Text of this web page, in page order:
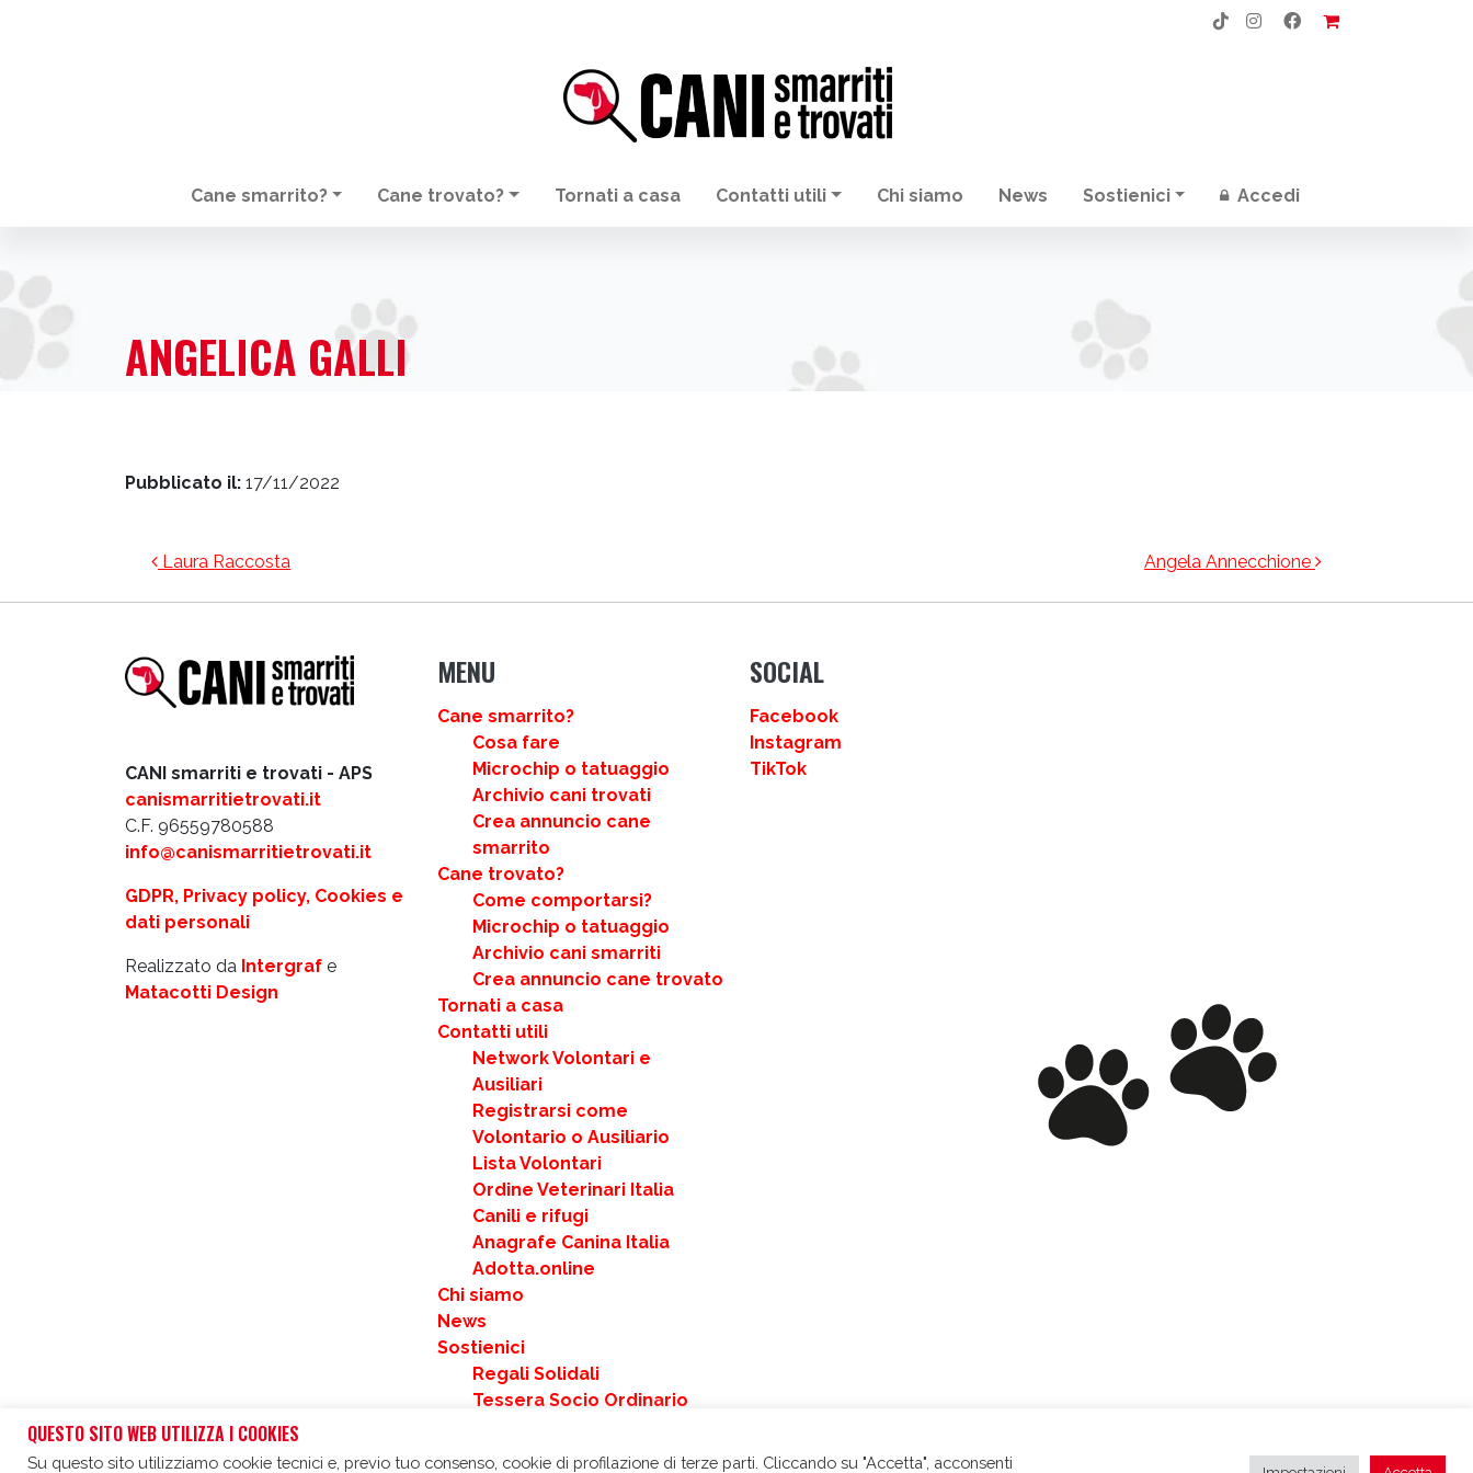
NAVIGAZIONE PRINCIPALE
Cane smarrito? Cane trovato? Tornati a casa Contatti utili Chi siamo News Sostienici Accedi
ANGELICA GALLI
Pubblicato il: 17/11/2022
NAVIGAZIONE ARTICOLI
Laura Raccosta Angela Annecchione
CANI smarriti e trovati - APS
canismarritietrovati.it
C.F. 96559780588
info@canismarritietrovati.it
GDPR, Privacy policy, Cookies e
dati personali
Realizzato da Intergraf e
Matacotti Design
MENU
Cane smarrito?
Cosa fare
Microchip o tatuaggio
Archivio cani trovati
Crea annuncio cane
smarrito
Cane trovato?
Come comportarsi?
Microchip o tatuaggio
Archivio cani smarriti
Crea annuncio cane trovato
Tornati a casa
Contatti utili
Network Volontari e
Ausiliari
Registrarsi come
Volontario o Ausiliario
Lista Volontari
Ordine Veterinari Italia
Canili e rifugi
Anagrafe Canina Italia
Adotta.online
Chi siamo
News
Sostienici
Regali Solidali
Tessera Socio Ordinario
CALENDARIO 2025 –
SOCIAL
Facebook
Instagram
TikTok
QUESTO SITO WEB UTILIZZA I COOKIES
Su questo sito utilizziamo cookie tecnici e, previo tuo consenso, cookie di profilazione di terze parti. Cliccando su "Accetta", acconsenti